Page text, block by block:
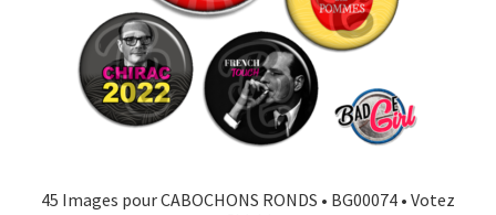
45 Images pour CABOCHONS RONDS • BG00074 • Votez